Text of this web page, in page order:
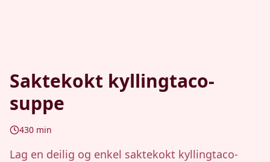
Saktekokt kyllingtaco-
suppe
430 min
Lag en deilig og enkel saktekokt kyllingtaco-